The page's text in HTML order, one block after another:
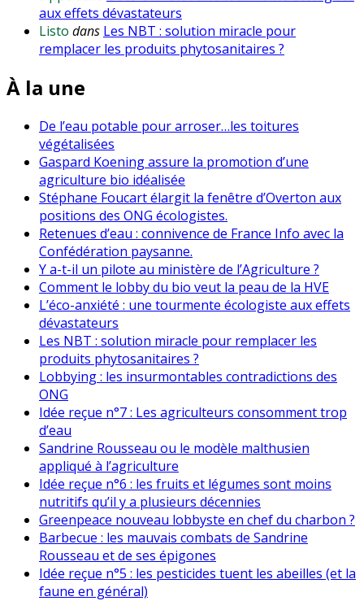
aux effets dévastateurs
Listo dans Les NBT : solution miracle pour
remplacer les produits phytosanitaires ?
À la une
De l’eau potable pour arroser…les toitures
végétalisées
Gaspard Koening assure la promotion d’une
agriculture bio idéalisée
Stéphane Foucart élargit la fenêtre d’Overton aux
positions des ONG écologistes.
Retenues d’eau : connivence de France Info avec la
Confédération paysanne.
Y a-t-il un pilote au ministère de l’Agriculture ?
Comment le lobby du bio veut la peau de la HVE
L’éco-anxiété : une tourmente écologiste aux effets
dévastateurs
Les NBT : solution miracle pour remplacer les
produits phytosanitaires ?
Lobbying : les insurmontables contradictions des
ONG
Idée reçue n°7 : Les agriculteurs consomment trop
d’eau
Sandrine Rousseau ou le modèle malthusien
appliqué à l’agriculture
Idée reçue n°6 : les fruits et légumes sont moins
nutritifs qu’il y a plusieurs décennies
Greenpeace nouveau lobbyste en chef du charbon ?
Barbecue : les mauvais combats de Sandrine
Rousseau et de ses épigones
Idée reçue n°5 : les pesticides tuent les abeilles (et la
faune en général)